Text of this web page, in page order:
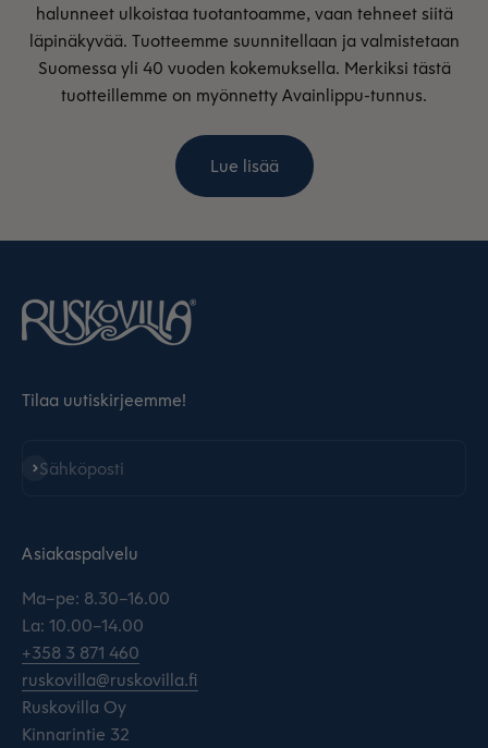
halunneet ulkoistaa tuotantoamme, vaan tehneet siitä
läpinäkyvää. Tuotteemme suunnitellaan ja valmistetaan
Suomessa yli 40 vuoden kokemuksella. Merkiksi tästä
tuotteillemme on myönnetty Avainlippu-tunnus.
Lue lisää
Tilaa uutiskirjeemme!
Sähköposti
Tilaa
Asiakaspalvelu
Ma–pe: 8.30–16.00
La: 10.00–14.00
+358 3 871 460
ruskovilla@ruskovilla.fi
Ruskovilla Oy
Kinnarintie 32